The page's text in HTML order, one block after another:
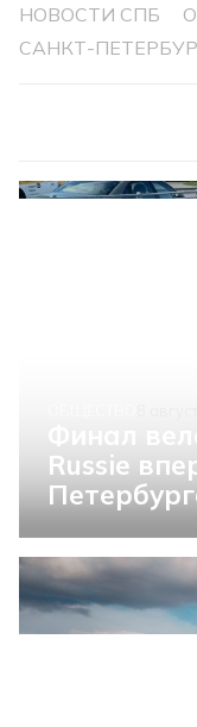
НОВОСТИ СПБ
САНКТ-
Russie